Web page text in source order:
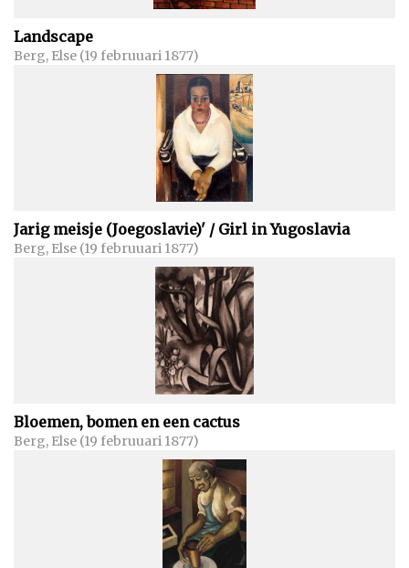
Landscape
Berg, Else (19 februuari 1877)
Jarig meisje (Joegoslavie)' / Girl in Yugoslavia
Berg, Else (19 februuari 1877)
Bloemen, bomen en een cactus
Berg, Else (19 februuari 1877)